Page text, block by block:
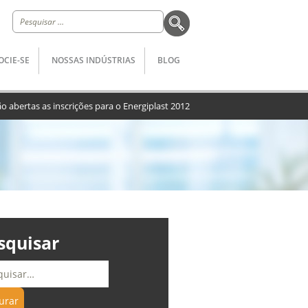
Pesquisar
por:
SE NOSSAS INDÚSTRIAS BLOG
abertas as inscrições para o Energiplast 2012